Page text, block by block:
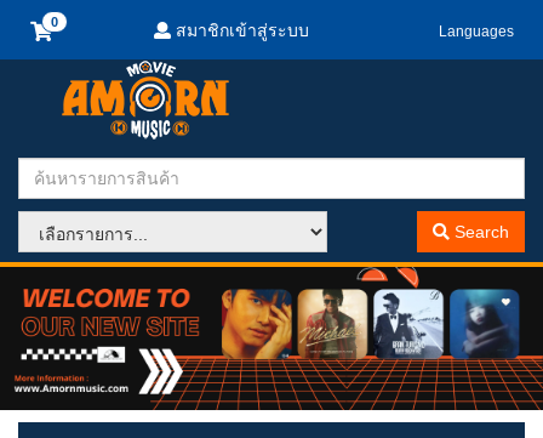
สมาชิกเข้าสู่ระบบ Languages
Search